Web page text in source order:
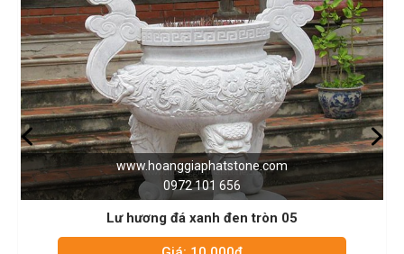
0972 101 656
Lư hương đá xanh đen